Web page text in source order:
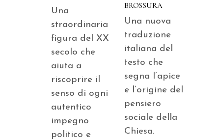
Una
straordinaria
figura del XX
secolo che
aiuta a
riscoprire il
senso di ogni
autentico
impegno
politico e
BROSSURA
Una nuova
traduzione
italiana del
testo che
segna l’apice
e l’origine del
pensiero
sociale della
Chiesa.